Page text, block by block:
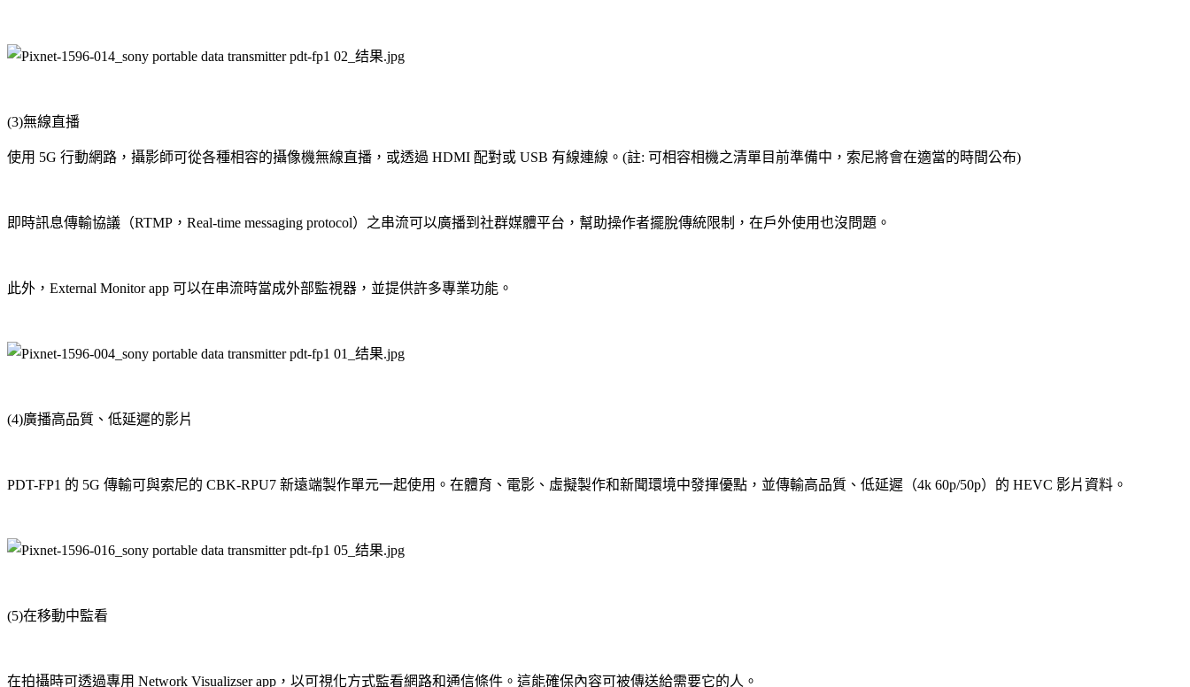
(3)無線直播
使用 5G 行動網路，攝影師可從各種相容的攝像機無線直播，或透過 HDMI 配對或 USB 有線連線。(註: 可相容相機之清單目前準備中，索尼將會在適當的時間公布)
即時訊息傳輸協議（RTMP，Real-time messaging protocol）之串流可以廣播到社群媒體平台，幫助操作者擺脫傳統限制，在戶外使用也沒問題。
此外，External Monitor app 可以在串流時當成外部監視器，並提供許多專業功能。
(4)廣播高品質、低延遲的影片
PDT-FP1 的 5G 傳輸可與索尼的 CBK-RPU7 新遠端製作單元一起使用。在體育、電影、虛擬製作和新聞環境中發揮優點，並傳輸高品質、低延遲（4k 60p/50p）的 HEVC 影片資料。
(5)在移動中監看
在拍攝時可透過專用 Network Visualizser app，以可視化方式監看網路和通信條件。這能確保內容可被傳送給需要它的人。